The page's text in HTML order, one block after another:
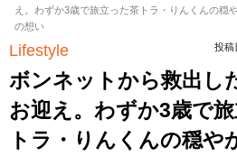
え。わずか3歳で旅立った茶トラ・りんくんの穏
の想い
Lifestyle 投稿
ボンネットから救出し
お迎え。わずか3歳で
トラ・りんくんの穏や